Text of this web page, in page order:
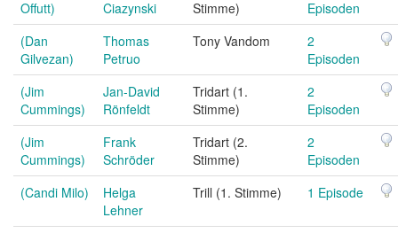
Offutt) Ciazynski Stimme)
Episoden
(Dan
Gilvezan)
Thomas
Petruo
Tony Vandom
2
Episoden
(Jim
Cummings)
Jan-David
Rönfeldt
Tridart (1.
Stimme)
2
Episoden
(Jim
Cummings)
Frank
Schröder
Tridart (2.
Stimme)
2
Episoden
(Candi Milo)
Helga
Lehner
Trill (1. Stimme) 1 Episode